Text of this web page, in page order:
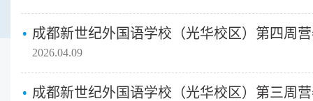
成都新世纪外国语学校（光华校区）第四周
2026.04.09
成都新世纪外国语学校（光华校区）第三周